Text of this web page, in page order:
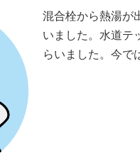
混合栓から熱湯が
いました。水道テ
らいました。今で